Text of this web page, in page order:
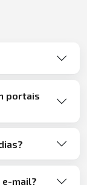
portais
e-mail?